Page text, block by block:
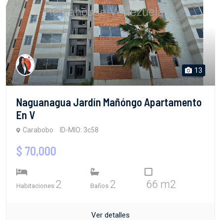
13
Naguanagua Jardín Mañóngo Apartamento
En V
Carabobo ID-MIO: 3c58
$ 70,000
Habitaciones 2 Baños 2 66 m2
Ver detalles